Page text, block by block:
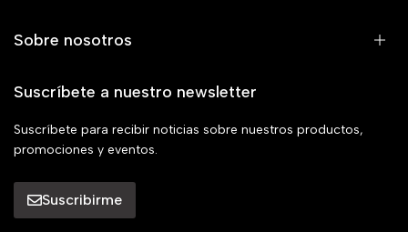
Sobre nosotros
Suscríbete a nuestro newsletter
Suscríbete para recibir noticias sobre nuestros productos,
promociones y eventos.
Suscribirme